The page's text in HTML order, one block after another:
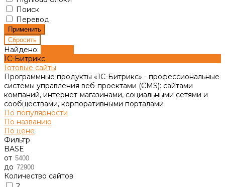
Поиск
Перевод
Найдено:
1С-Битрикс
Готовые сайты
Программные продукты «1С-Битрикс» - профессиональные
системы управления веб-проектами (CMS): сайтами
компаний, интернет-магазинами, социальными сетями и
сообществами, корпоративными порталами
По популярности
По названию
По цене
Фильтр
BASE
от
до
Количество сайтов